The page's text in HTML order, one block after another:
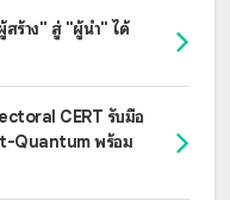
สร้าง" สู่ "ผู้นำ" ได้
CERT รับมือ
Quantum พร้อม